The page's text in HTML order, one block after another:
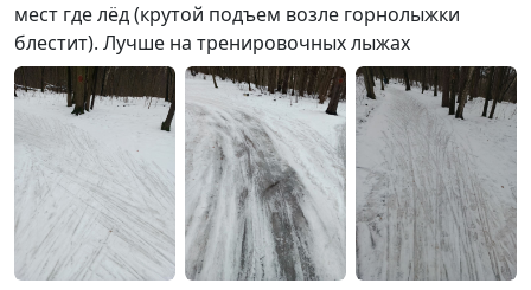
мест где лёд (крутой подъем возле горнолыжки
блестит). Лучше на тренировочных лыжах